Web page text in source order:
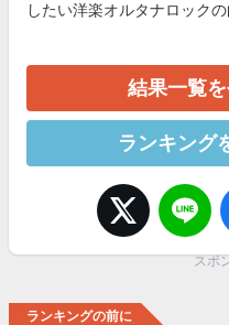
したい洋楽オルタナロック
結果一覧
ランキング
スポ
ランキングの前に